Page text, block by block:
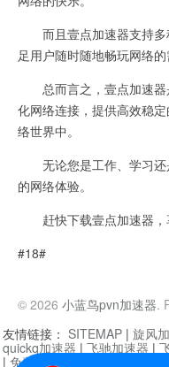
而且壹点加速器支持多
足用户随时随地畅玩网络的
总而言之，壹点加速器
化网络连接，提供高效稳
络世界中。
无论您是工作、学习还
的网络体验。
赶快下载壹点加速器，
#18#
© 2026 小蓝鸟pvn加速器.
友情链接： SITEMAP | 旋风
quickq加速器 | 飞驰加速器 |
| 免费vqn加速外网